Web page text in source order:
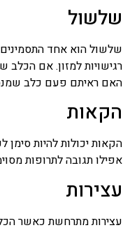
שלשול
שלשול הוא אחד התסמינים
רגישויות למזון. אם
האם ראיתם פעם כלב
הקאות
הקאות יכולות להיות
אפילו תגובה לתרופות
עצירות
עצירות מתרחשת כאשר